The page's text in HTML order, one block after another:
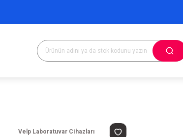
Velp Laboratuvar Cihazları